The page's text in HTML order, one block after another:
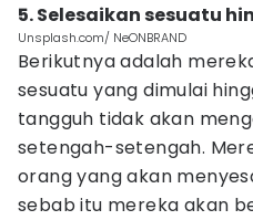
5. Selesaikan sesuatu
Unsplash.com/ NeONBRAND
Berikutnya adalah
sesuatu yang dimulai
tangguh tidak akan
setengah-setengah.
orang yang akan
sebab itu mereka akan